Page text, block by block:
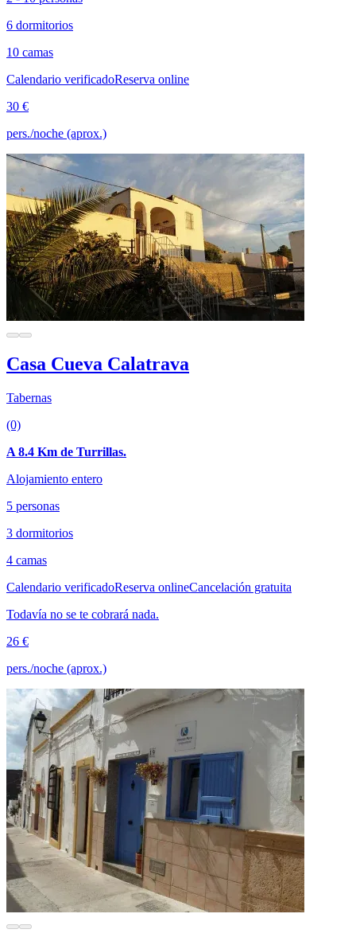
6 dormitorios
10 camas
Calendario verificadoReserva online
30 €
pers./noche (aprox.)
Casa Cueva Calatrava
Tabernas
(0)
A 8.4 Km de Turrillas.
Alojamiento entero
5 personas
3 dormitorios
4 camas
Calendario verificadoReserva onlineCancelación gratuita
Todavía no se te cobrará nada.
26 €
pers./noche (aprox.)